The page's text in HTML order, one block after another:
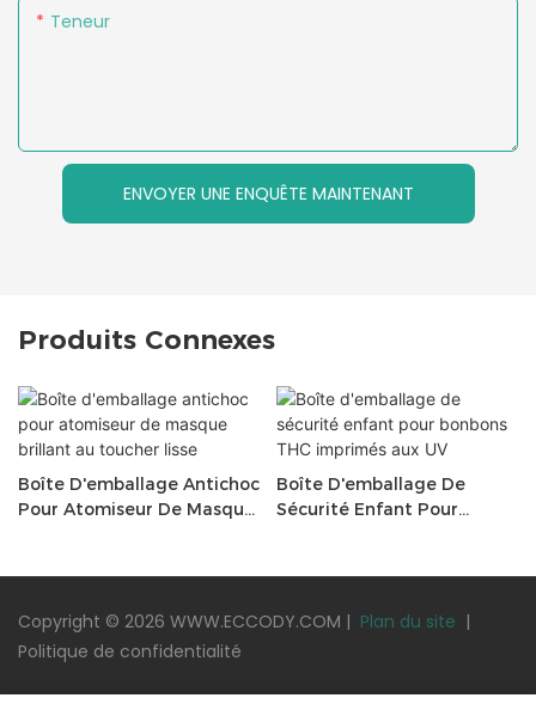
Teneur
ENVOYER UNE ENQUÊTE MAINTENANT
Produits Connexes
Boîte D'emballage Antichoc
Pour Atomiseur De Masque
Boîte D'emballage De
Sécurité Enfant Pour
Copyright © 2026 WWW.ECCODY.COM | Plan du site |
Politique de confidentialité